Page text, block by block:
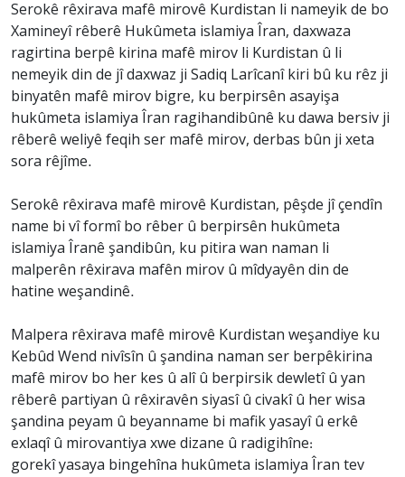
Serokê rêxirava mafê mirovê Kurdistan li nameyik de bo
Xamineyî rêberê Hukûmeta islamiya Îran, daxwaza
ragirtina berpê kirina mafê mirov li Kurdistan û li
nemeyik din de jî daxwaz ji Sadiq Larîcanî kiri bû ku rêz ji
binyatên mafê mirov bigre, ku berpirsên asayişa
hukûmeta islamiya Îran ragihandibûnê ku dawa bersiv ji
rêberê weliyê feqih ser mafê mirov, derbas bûn ji xeta
sora rêjîme.
Serokê rêxirava mafê mirovê Kurdistan, pêşde jî çendîn
name bi vî formî bo rêber û berpirsên hukûmeta
islamiya Îranê şandibûn, ku pitira wan naman li
malperên rêxirava mafên mirov û mîdyayên din de
hatine weşandinê.
Malpera rêxirava mafê mirovê Kurdistan weşandiye ku
Kebûd Wend nivîsîn û şandina naman ser berpêkirina
mafê mirov bo her kes û alî û berpirsik dewletî û yan
rêberê partiyan û rêxiravên siyasî û civakî û her wisa
şandina peyam û beyanname bi mafik yasayî û erkê
exlaqî û mirovantiya xwe dizane û radigihîne:
gorekî yasaya bingehîna hukûmeta islamiya Îran tev